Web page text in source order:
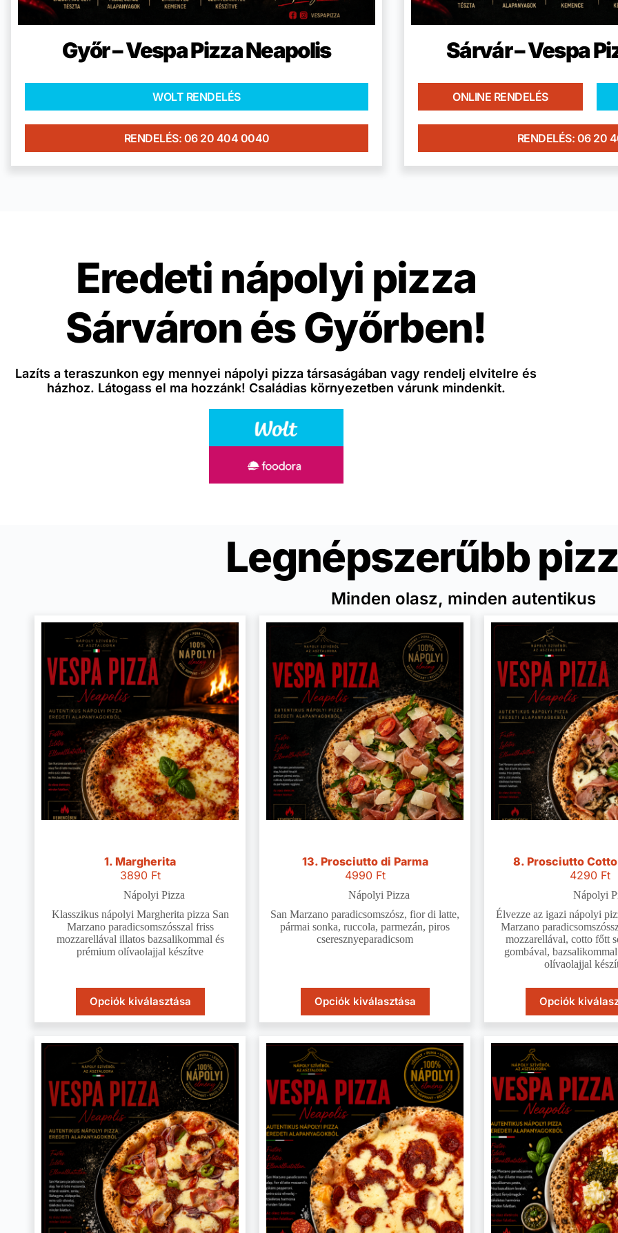
Győr – Vespa Pizza Neapolis
WOLT RENDELÉS
RENDELÉS: 06 20 404 0040
Sárvár – Vespa
ONLINE RENDELÉS
RENDELÉS: 06 20
Eredeti nápolyi pizza
Sárváron és Győrben!
Lazíts a teraszunkon egy mennyei nápolyi pizza társaságában vagy rendelj elvitelre és
házhoz. Látogass el ma hozzánk! Családias környezetben várunk mindenkit.
Legnépszerűbb
Minden olasz, minden autentikus
1. Margherita
3890 Ft
Nápolyi Pizza
Klasszikus nápolyi Margherita pizza San
Marzano paradicsomszósszal friss
mozzarellával illatos bazsalikommal és
prémium olívaolajjal készítve
Opciók kiválasztása
13. Prosciutto di Parma
4990 Ft
Nápolyi Pizza
San Marzano paradicsomszósz, fior di latte,
pármai sonka, ruccola, parmezán, piros
cseresznyeparadicsom
Opciók kiválasztása
8. Prosciutto
4290 Ft
Nápolyi
Élvezze az igazi nápolyi
Marzano
mozzarellával, cotto főtt
gombával,
olívaolajjal
Opciók